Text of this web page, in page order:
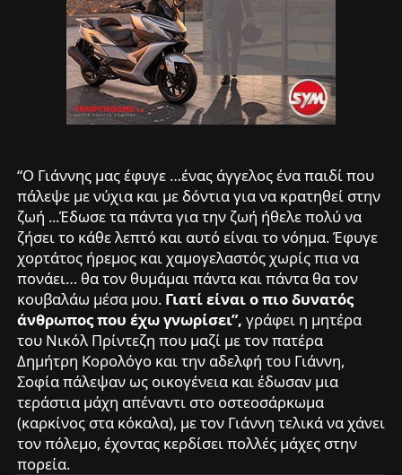
“Ο Γιάννης μας έφυγε …ένας άγγελος ένα παιδί που
πάλεψε με νύχια και με δόντια για να κρατηθεί στην
ζωή ...Έδωσε τα πάντα για την ζωή ήθελε πολύ να
ζήσει το κάθε λεπτό και αυτό είναι το νόημα. Έφυγε
χορτάτος ήρεμος και χαμογελαστός χωρίς πια να
πονάει… θα τον θυμάμαι πάντα και πάντα θα τον
κουβαλάω μέσα μου. Γιατί είναι ο πιο δυνατός
άνθρωπος που έχω γνωρίσει”, γράφει η μητέρα
του Νικόλ Πρίντεζη που μαζί με τον πατέρα
Δημήτρη Κορολόγο και την αδελφή του Γιάννη,
Σοφία πάλεψαν ως οικογένεια και έδωσαν μια
τεράστια μάχη απέναντι στο οστεοσάρκωμα
(καρκίνος στα κόκαλα), με τον Γιάννη τελικά να χάνει
τον πόλεμο, έχοντας κερδίσει πολλές μάχες στην
πορεία.